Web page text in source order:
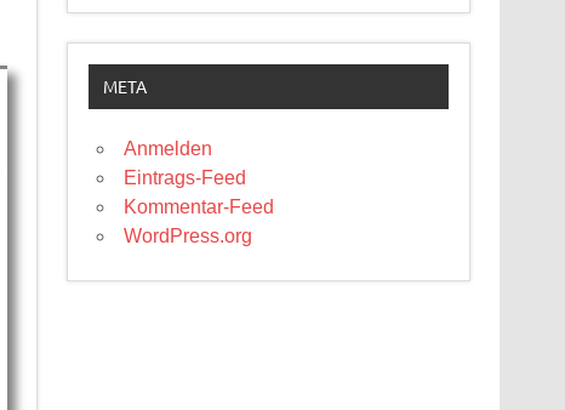
META
Anmelden
Eintrags-Feed
Kommentar-Feed
WordPress.org